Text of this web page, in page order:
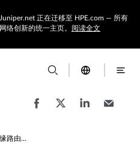
Juniper.net 正在迁移至 HPE.com — 所有
网络创新的统一主页。 阅读全文
MX40 通用边缘路由器规格